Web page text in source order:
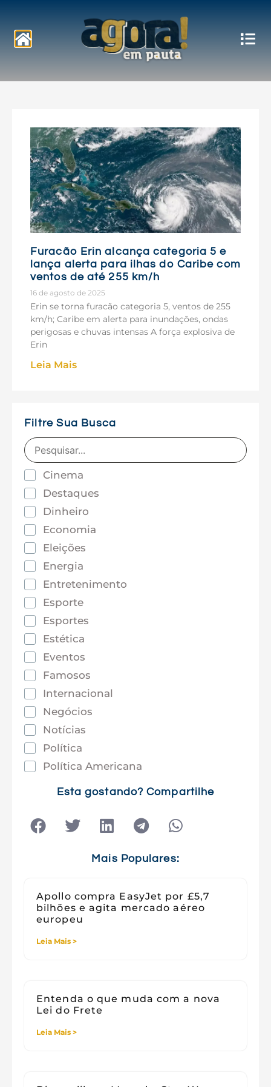
Notícias
Furacão Erin alcança categoria 5 e
lança alerta para ilhas do Caribe com
ventos de até 255 km/h
16 de agosto de 2025
Erin se torna furacão categoria 5, ventos de 255
km/h; Caribe em alerta para inundações, ondas
perigosas e chuvas intensas A força explosiva de
Erin
Leia Mais
Filtre Sua Busca
Cinema
Destaques
Dinheiro
Economia
Eleições
Energia
Entretenimento
Esporte
Esportes
Estética
Eventos
Famosos
Internacional
Negócios
Notícias
Política
Política Americana
Tecnologia
Esta gostando? Compartilhe
Mais Populares:
Apollo compra EasyJet por £5,7
bilhões e agita mercado aéreo
europeu
Leia Mais >
Entenda o que muda com a nova
Lei do Frete
Leia Mais >